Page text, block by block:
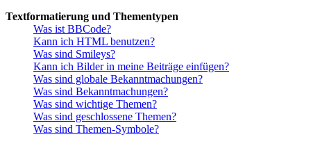
Textformatierung und Thementypen
Was ist BBCode?
Kann ich HTML benutzen?
Was sind Smileys?
Kann ich Bilder in meine Beiträge einfügen?
Was sind globale Bekanntmachungen?
Was sind Bekanntmachungen?
Was sind wichtige Themen?
Was sind geschlossene Themen?
Was sind Themen-Symbole?